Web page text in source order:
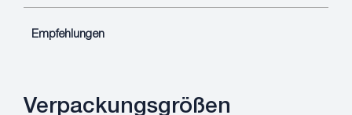
Empfehlungen
Verpackungsgrößen